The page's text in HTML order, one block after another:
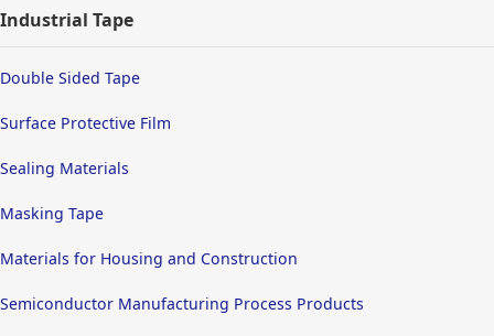
Industrial Tape
Double Sided Tape
Surface Protective Film
Sealing Materials
Masking Tape
Materials for Housing and Construction
Semiconductor Manufacturing Process Products